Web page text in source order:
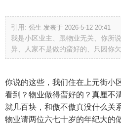
引用: 强生 发表于 2026-5-12 20:41
我是小区业主、跟物业无关、你所
异、人家不是做的蛮好的、只因你
你说的这些，我们住在上元街小
看到？物业做得蛮好的？真厘不
就几百块，和傲不傲真没什么关
物业请两位六七十岁的年纪大的